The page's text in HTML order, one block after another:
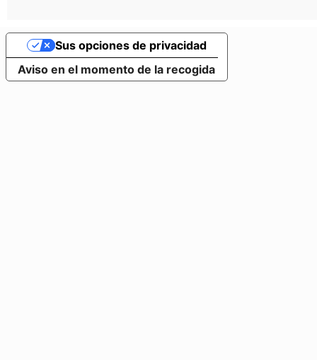
Aviso en el momento de la recogida
Sus opciones de privacidad